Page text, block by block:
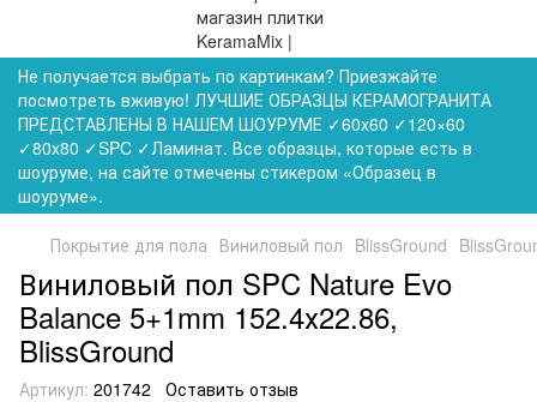
Не получается выбрать по картинкам? Приезжайте
посмотреть вживую! ЛУЧШИЕ ОБРАЗЦЫ КЕРАМОГРАНИТА
ПРЕДСТАВЛЕНЫ В НАШЕМ ШОУРУМЕ ✓60x60 ✓120×60
✓80x80 ✓SPC ✓Ламинат. Все образцы, которые есть в
шоуруме, на сайте отмечены стикером «Образец в
шоуруме».
Покрытие для пола Виниловый пол BlissGround
Виниловый пол SPC Nature Evo
Balance 5+1mm 152.4х22.86,
BlissGround
Артикул: 201742 Оставить отзыв